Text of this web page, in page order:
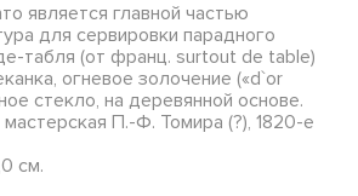
является главной частью
для сервировки парадного
табля (от франц. surtout de table)
огневое золочение («d`or
стекло, на деревянной основе.
П.-Ф. Томира (?), 1820-е
см.